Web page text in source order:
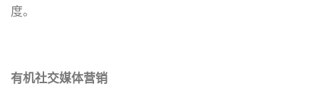
度。
有机社交媒体营销